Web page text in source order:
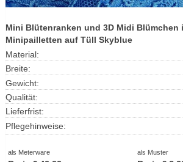
Mini Blütenranken und 3D Midi Blümchen
Minipailletten auf Tüll Skyblue
Material:
Breite:
Gewicht:
Qualität:
Lieferfrist:
Pflegehinweise:
als Meterware als Muster